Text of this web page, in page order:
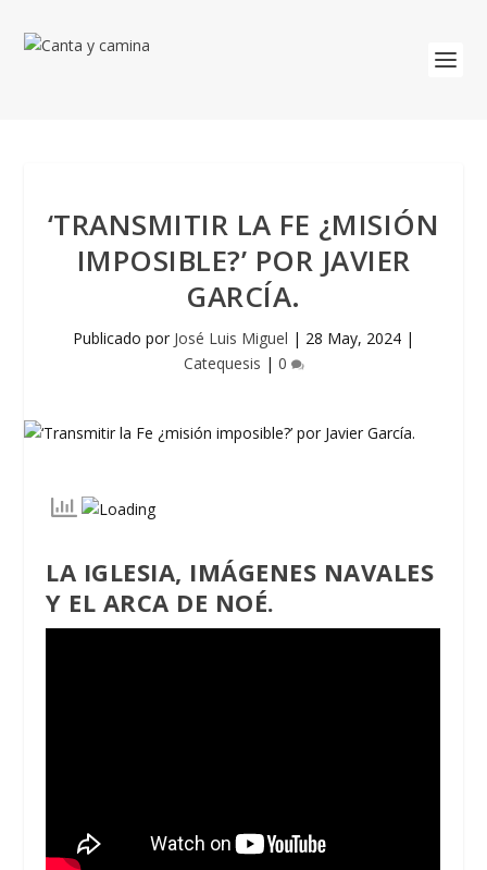
‘TRANSMITIR LA FE ¿MISIÓN
IMPOSIBLE?’ POR JAVIER
GARCÍA.
Publicado por José Luis Miguel | 28 May, 2024 |
Catequesis | 0
LA IGLESIA, IMÁGENES NAVALES
Y EL ARCA DE NOÉ.